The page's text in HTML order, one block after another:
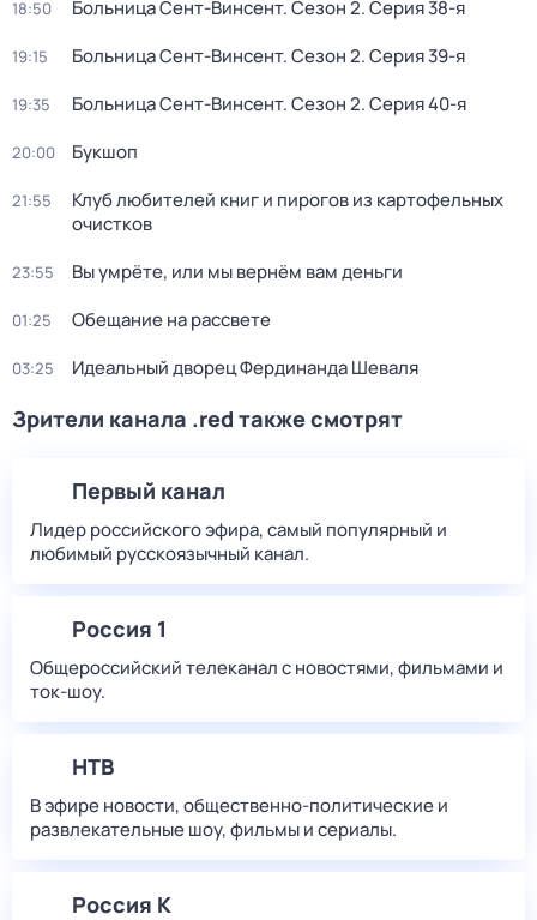
18:50 Больница Сент-Винсент. Сезон 2. Серия 38-я
19:15 Больница Сент-Винсент. Сезон 2. Серия 39-я
19:35 Больница Сент-Винсент. Сезон 2. Серия 40-я
20:00 Букшоп
21:55
Клуб любителей книг и пирогов из картофельных
очистков
23:55 Вы умрёте, или мы вернём вам деньги
01:25 Обещание на рассвете
03:25 Идеальный дворец Фердинанда Шеваля
Зрители канала .red также смотрят
Первый канал
Лидер российского эфира, самый популярный и
любимый русскоязычный канал.
Россия 1
Общероссийский телеканал с новостями, фильмами и
ток-шоу.
НТВ
В эфире новости, общественно-политические и
развлекательные шоу, фильмы и сериалы.
Россия К